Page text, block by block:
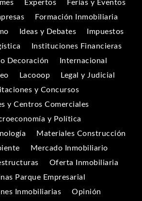
Expertos
Ferias y Eventos
Formación Inmobiliaria
Ideas y Debates
Impuestos
Instituciones Financieras
Decoración
Internacional
Lacooop
Legal y Judicial
y Concursos
y Centros Comerciales
y Política
Materiales Construcción
Mercado Inmobiliario
Oferta Inmobiliaria
Parque Empresarial
Inmobiliarias
Opinión